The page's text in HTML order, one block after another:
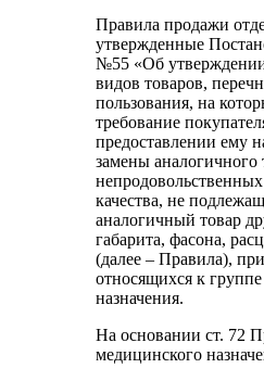
Правила продажи
утвержденные
№55 «Об
видов товаров,
пользования, на
требование
предоставлении ему
замены аналогичного
качества, не
аналогичный товар
габарита, фасона,
(далее – Правила),
относящихся к
назначения.
На основании ст. 72
медицинского